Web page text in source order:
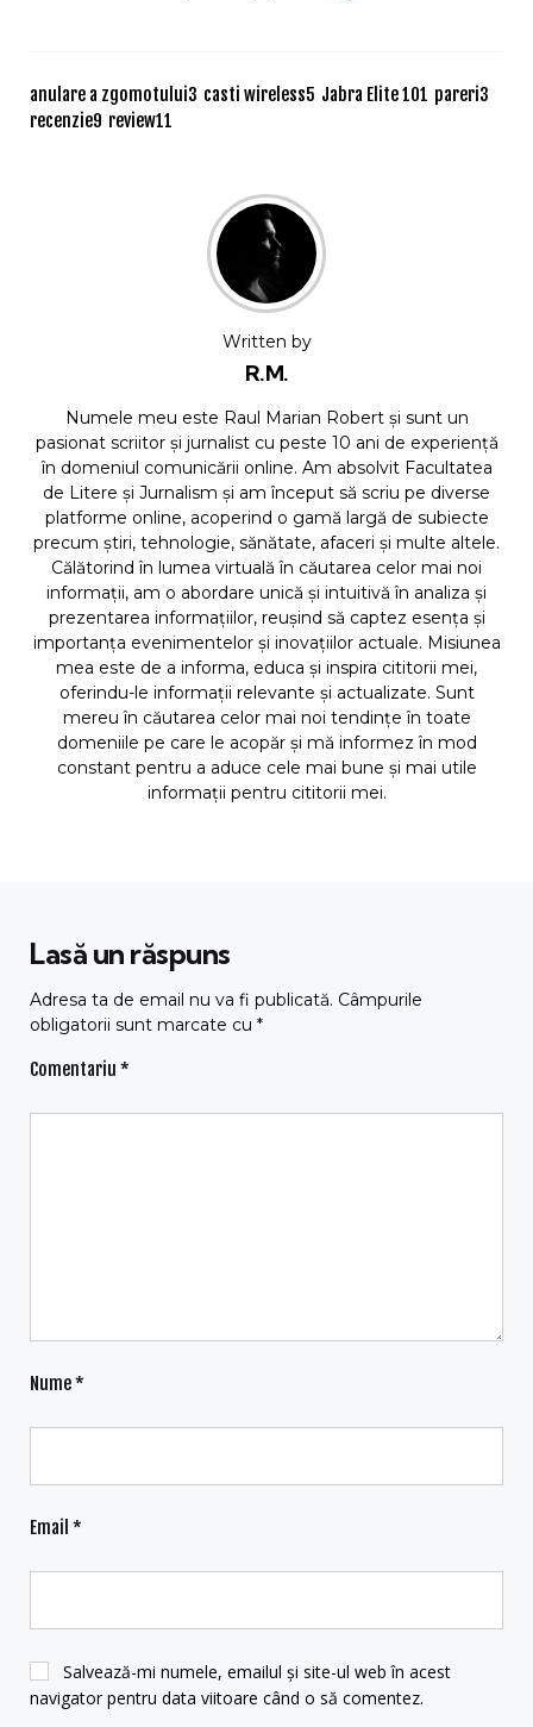
anulare a zgomotului3 casti wireless5 Jabra Elite 101 pareri3
recenzie9 review11
Written by
R.M.
Numele meu este Raul Marian Robert și sunt un
pasionat scriitor și jurnalist cu peste 10 ani de experiență
în domeniul comunicării online. Am absolvit Facultatea
de Litere și Jurnalism și am început să scriu pe diverse
platforme online, acoperind o gamă largă de subiecte
precum știri, tehnologie, sănătate, afaceri și multe altele.
Călătorind în lumea virtuală în căutarea celor mai noi
informații, am o abordare unică și intuitivă în analiza și
prezentarea informațiilor, reușind să captez esența și
importanța evenimentelor și inovațiilor actuale. Misiunea
mea este de a informa, educa și inspira cititorii mei,
oferindu-le informații relevante și actualizate. Sunt
mereu în căutarea celor mai noi tendințe în toate
domeniile pe care le acopăr și mă informez în mod
constant pentru a aduce cele mai bune și mai utile
informații pentru cititorii mei.
Lasă un răspuns
Adresa ta de email nu va fi publicată. Câmpurile
obligatorii sunt marcate cu *
Comentariu *
Nume*
Email *
Salvează-mi numele, emailul și site-ul web în acest
navigator pentru data viitoare când o să comentez.